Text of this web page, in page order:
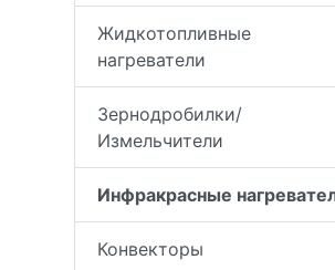
Жидкотопливные
нагреватели
Зернодробилки/
Измельчители
Инфракрасные
Конвекторы